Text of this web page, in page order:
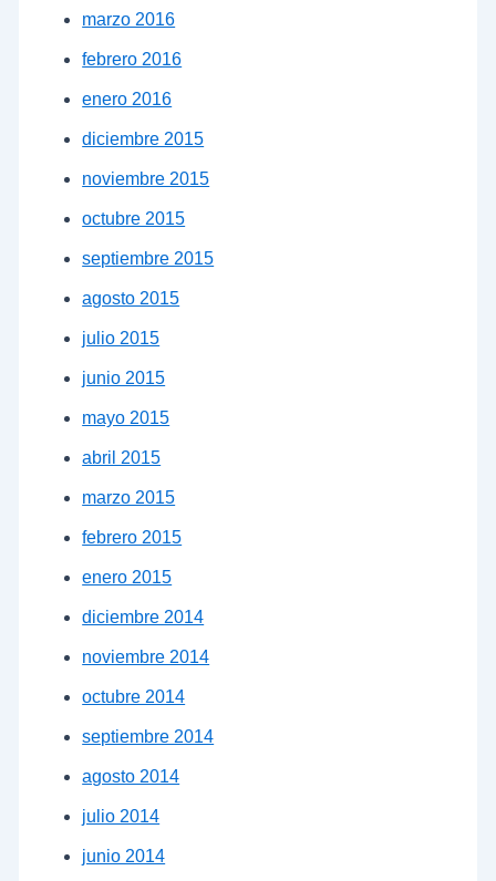
marzo 2016
febrero 2016
enero 2016
diciembre 2015
noviembre 2015
octubre 2015
septiembre 2015
agosto 2015
julio 2015
junio 2015
mayo 2015
abril 2015
marzo 2015
febrero 2015
enero 2015
diciembre 2014
noviembre 2014
octubre 2014
septiembre 2014
agosto 2014
julio 2014
junio 2014